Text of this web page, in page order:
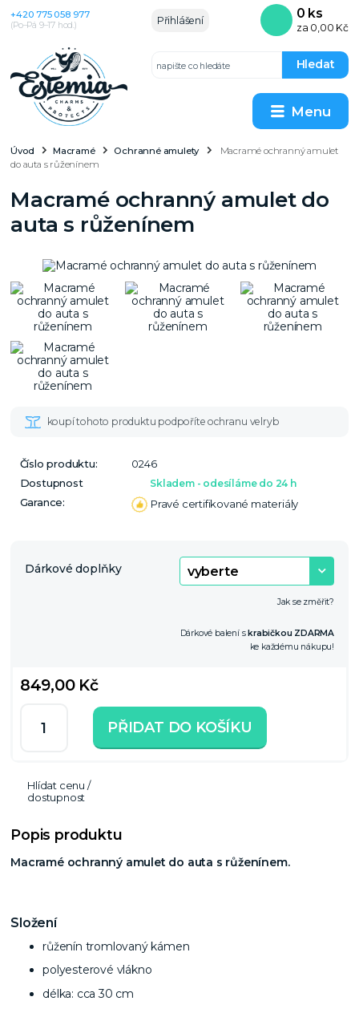
Menu
Přihlášení
Hledat
+420 775 058 977
(Po–Pá 9–17 hod.)
0 ks
za 0,00 Kč
Úvod Macramé Ochranné amulety
Macramé ochranný amulet
do auta s růženínem
Macramé ochranný amulet do
auta s růženínem
Číslo produktu:
0246
Dostupnost
Skladem - odesíláme do 24 h
Garance: Pravé certifikované materiály
Dárkové doplňky
Jak se změřit?
Dárkové balení s krabičkou ZDARMA
ke každému nákupu!
849,00 Kč
PŘIDAT DO KOŠÍKU
Hlídat cenu /
dostupnost
Popis produktu
Macramé ochranný amulet do auta s růženínem.
Složení
růženín tromlovaný kámen
polyesterové vlákno
délka: cca 30 cm